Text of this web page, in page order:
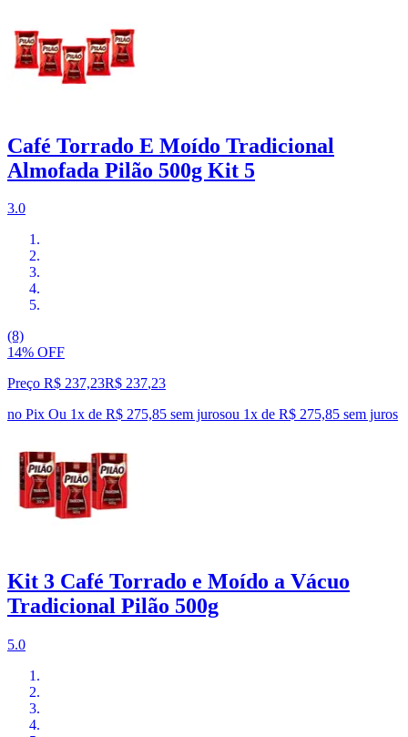
Café Torrado E Moído Tradicional
Almofada Pilão 500g Kit 5
3.0
(8)
14% OFF
Preço R$ 237,23R$ 237,23
no Pix Ou 1x de R$ 275,85 sem jurosou 1x de R$ 275,85 sem juros
Kit 3 Café Torrado e Moído a Vácuo
Tradicional Pilão 500g
5.0